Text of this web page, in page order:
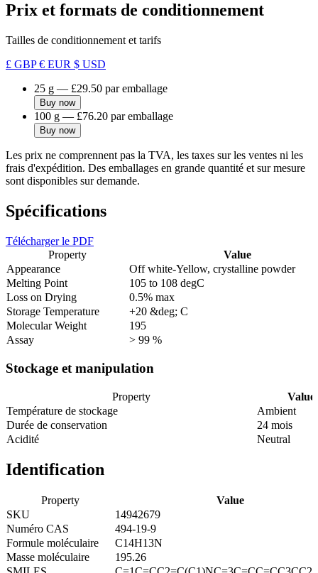
Prix et formats de conditionnement
Tailles de conditionnement et tarifs
£ GBP€ EUR $ USD
25 g — £29.50 par emballage
Buy now
100 g — £76.20 par emballage
Buy now
Les prix ne comprennent pas la TVA, les taxes sur les ventes ni les
frais d'expédition. Des emballages en grande quantité et sur mesure
sont disponibles sur demande.
Spécifications
Télécharger le PDF
Property
Value
Appearance
Off white-Yellow, crystalline powder
Melting Point
105 to 108 degC
Loss on Drying
0.5% max
Storage Temperature
+20 &deg; C
Molecular Weight
195
Assay
> 99 %
Stockage et manipulation
Property
Value
Température de stockage
Ambient
Durée de conservation
24 mois
Acidité
Neutral
Identification
Property
Value
SKU
14942679
Numéro CAS
494-19-9
Formule moléculaire
C14H13N
Masse moléculaire
195.26